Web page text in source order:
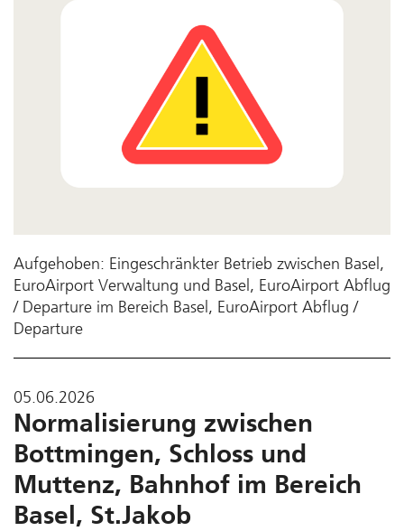
Aufgehoben: Eingeschränkter Betrieb zwischen Basel,
EuroAirport Verwaltung und Basel, EuroAirport Abflug
/ Departure im Bereich Basel, EuroAirport Abflug /
Departure
05.06.2026
Normalisierung zwischen
Bottmingen, Schloss und
Muttenz, Bahnhof im Bereich
Basel, St.Jakob